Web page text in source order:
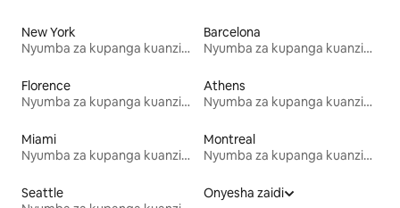
New York
Nyumba za kupanga kuanzia mwezi mmoja
Barcelona
Nyumba za kupanga kuanzia mwezi mmoja
Florence
Nyumba za kupanga kuanzia mwezi mmoja
Athens
Nyumba za kupanga kuanzia mwezi mmoja
Miami
Nyumba za kupanga kuanzia mwezi mmoja
Montreal
Nyumba za kupanga kuanzia mwezi mmoja
Seattle
Onyesha zaidi